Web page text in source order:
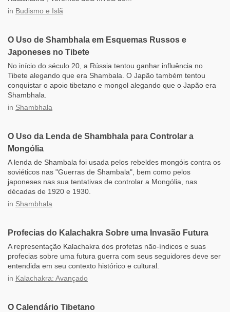
in Budismo e Islã
O Uso de Shambhala em Esquemas Russos e
Japoneses no Tibete
No início do século 20, a Rússia tentou ganhar influência no
Tibete alegando que era Shambala. O Japão também tentou
conquistar o apoio tibetano e mongol alegando que o Japão era
Shambhala.
in Shambhala
O Uso da Lenda de Shambhala para Controlar a
Mongólia
A lenda de Shambala foi usada pelos rebeldes mongóis contra os
soviéticos nas "Guerras de Shambala", bem como pelos
japoneses nas sua tentativas de controlar a Mongólia, nas
décadas de 1920 e 1930.
in Shambhala
Profecias do Kalachakra Sobre uma Invasão Futura
A representação Kalachakra dos profetas não-índicos e suas
profecias sobre uma futura guerra com seus seguidores deve ser
entendida em seu contexto histórico e cultural.
in Kalachakra: Avançado
O Calendário Tibetano